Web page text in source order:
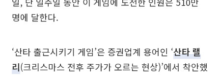
명에 달한다.
‘산타 출근시키기 게임’은 증권업계 용어인 ‘산타 랠
리(크리스마스 전후 주가가 오르는 현상)’에서 착안했